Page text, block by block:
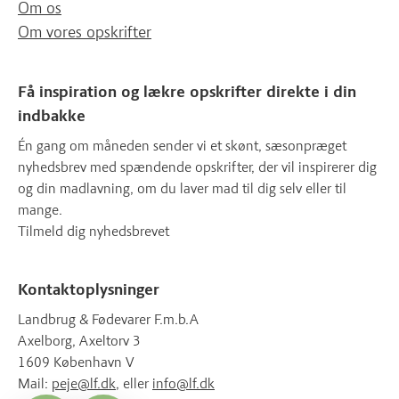
Om os
Om vores opskrifter
Få inspiration og lækre opskrifter direkte i din
indbakke
Én gang om måneden sender vi et skønt, sæsonpræget
nyhedsbrev med spændende opskrifter, der vil inspirerer dig
og din madlavning, om du laver mad til dig selv eller til
mange.
Tilmeld dig nyhedsbrevet
Kontaktoplysninger
Landbrug & Fødevarer F.m.b.A
Axelborg, Axeltorv 3
1609 København V
Mail: peje@lf.dk, eller info@lf.dk